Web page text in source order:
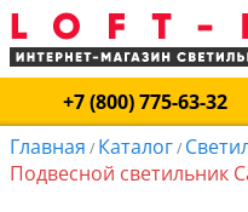
+7 (800) 775-63-32
Главная / Каталог/
Подвесной светильник